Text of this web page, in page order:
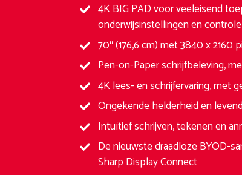
4K BIG PAD voor veeleisend
onderwijsinstellingen en
70″ (176,6 cm) met 3840 x 2160
Pen-on-Paper schrijfbeleving,
4K lees- en schrijfervaring, met
Ongekende helderheid en
Intuïtief schrijven, tekenen en
De nieuwste draadloze BYOD-
Sharp Display Connect